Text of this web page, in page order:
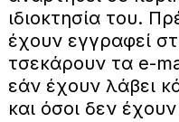
ιδιοκτησία του.
έχουν εγγραφεί
τσεκάρουν τα e-
εάν έχουν λάβει
και όσοι δεν